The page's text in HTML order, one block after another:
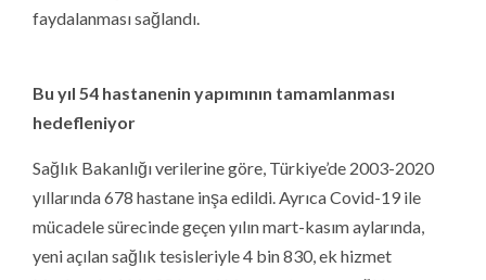
faydalanması sağlandı.
Bu yıl 54 hastanenin yapımının tamamlanması
hedefleniyor
Sağlık Bakanlığı verilerine göre, Türkiye’de 2003-2020
yıllarında 678 hastane inşa edildi. Ayrıca Covid-19 ile
mücadele sürecinde geçen yılın mart-kasım aylarında,
yeni açılan sağlık tesisleriyle 4 bin 830, ek hizmet